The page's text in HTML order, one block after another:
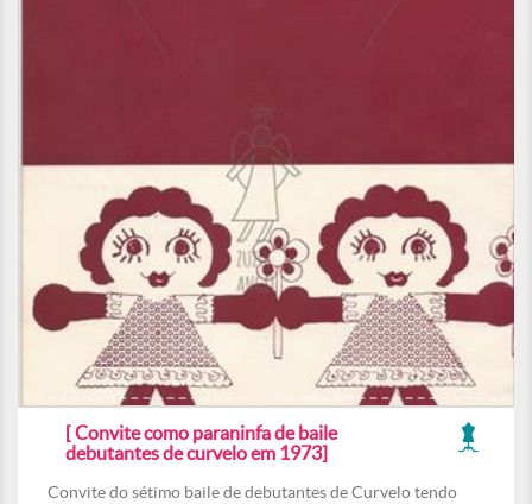
[ Convite como paraninfa de baile
debutantes de curvelo em 1973]
Convite do sétimo baile de debutantes de Curvelo tendo